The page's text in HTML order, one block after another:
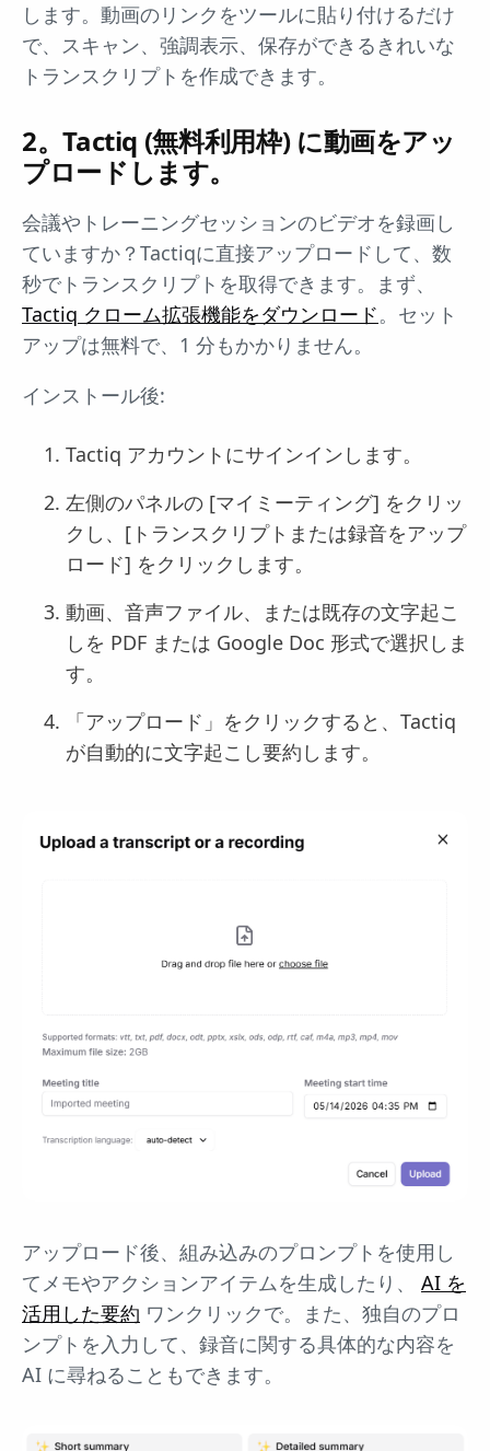
します。動画のリンクをツールに貼り付けるだけ
で、スキャン、強調表示、保存ができるきれいな
トランスクリプトを作成できます。
2。Tactiq (無料利用枠) に動画をアッ
プロードします。
会議やトレーニングセッションのビデオを録画し
ていますか？Tactiqに直接アップロードして、数
秒でトランスクリプトを取得できます。まず、
Tactiq クローム拡張機能をダウンロード。セット
アップは無料で、1 分もかかりません。
インストール後:
Tactiq アカウントにサインインします。
左側のパネルの [マイミーティング] をクリッ
クし、[トランスクリプトまたは録音をアップ
ロード] をクリックします。
動画、音声ファイル、または既存の文字起こ
しを PDF または Google Doc 形式で選択しま
す。
「アップロード」をクリックすると、Tactiq
が自動的に文字起こし要約します。
アップロード後、組み込みのプロンプトを使用し
てメモやアクションアイテムを生成したり、 AI を
活用した要約 ワンクリックで。また、独自のプロ
ンプトを入力して、録音に関する具体的な内容を
AI に尋ねることもできます。